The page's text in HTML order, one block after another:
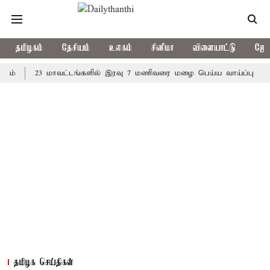
தமிழகம் தேசியம் உலகம் சினிமா விளையாட்டு
23 மாவட்டங்களில் இரவு 7 மணிவரை மழை பெய்ய வாய்ப்பு
தமிழக செய்திகள்